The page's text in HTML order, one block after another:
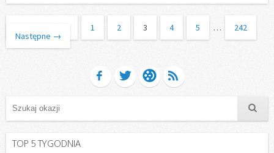
1 2 3 4 5 … 242
Następne →
TOP 5 TYGODNIA